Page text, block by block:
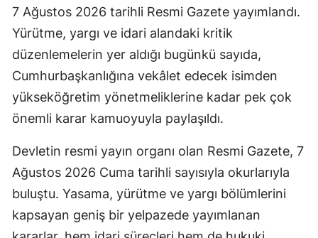
7 Ağustos 2026 tarihli Resmi Gazete yayımlandı.
Yürütme, yargı ve idari alandaki kritik
düzenlemelerin yer aldığı bugünkü sayıda,
Cumhurbaşkanlığına vekâlet edecek isimden
yükseköğretim yönetmeliklerine kadar pek çok
önemli karar kamuoyuyla paylaşıldı.
Devletin resmi yayın organı olan Resmi Gazete, 7
Ağustos 2026 Cuma tarihli sayısıyla okurlarıyla
buluştu. Yasama, yürütme ve yargı bölümlerini
kapsayan geniş bir yelpazede yayımlanan